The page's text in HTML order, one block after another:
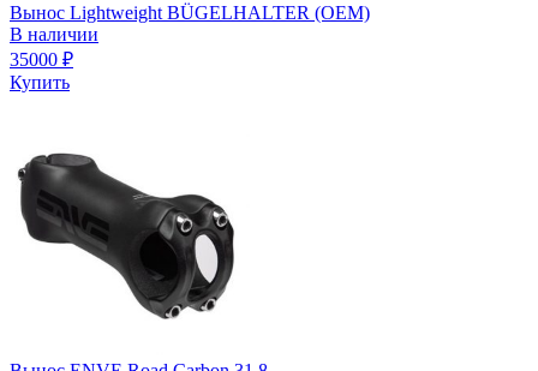
Вынос Lightweight BÜGELHALTER (OEM)
В наличии
35000 ₽
Купить